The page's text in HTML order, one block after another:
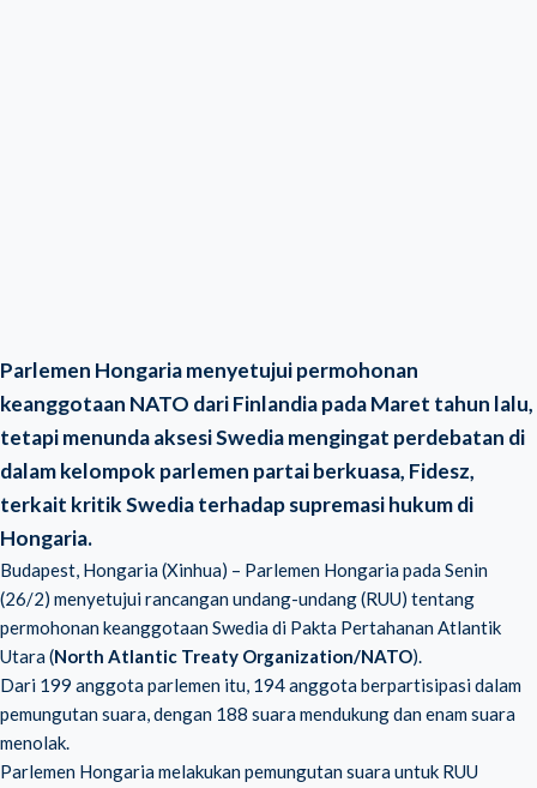
Parlemen Hongaria menyetujui permohonan
keanggotaan NATO dari Finlandia pada Maret tahun lalu,
tetapi menunda aksesi Swedia mengingat perdebatan di
dalam kelompok parlemen partai berkuasa, Fidesz,
terkait kritik Swedia terhadap supremasi hukum di
Hongaria.
Budapest, Hongaria (Xinhua) – Parlemen Hongaria pada Senin
(26/2) menyetujui rancangan undang-undang (RUU) tentang
permohonan keanggotaan Swedia di Pakta Pertahanan Atlantik
Utara (North Atlantic Treaty Organization/NATO).
Dari 199 anggota parlemen itu, 194 anggota berpartisipasi dalam
pemungutan suara, dengan 188 suara mendukung dan enam suara
menolak.
Parlemen Hongaria melakukan pemungutan suara untuk RUU